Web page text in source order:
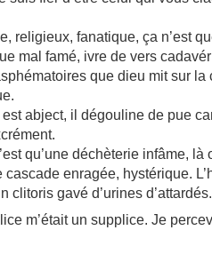
religieux, fanatique, ça n’est
mal famé, ivre de vers
que dieu mit sur la
abject, il dégouline de pue
qu’une déchèterie infâme,
cascade enragée, hystérique.
clitoris gavé d’urines d’attardés.
m’était un supplice. Je